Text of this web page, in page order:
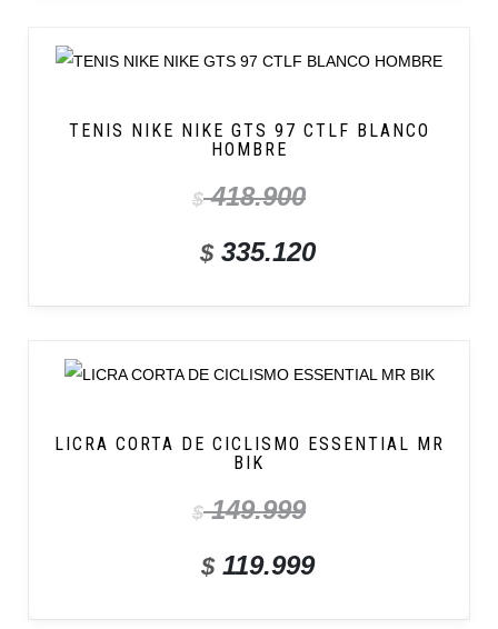
TENIS NIKE NIKE GTS 97 CTLF BLANCO
HOMBRE
$418.900
$335.120
LICRA CORTA DE CICLISMO ESSENTIAL MR
BIK
$149.999
$119.999